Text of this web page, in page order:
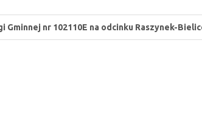
Gminnej nr 102110E na odcinku Raszynek-